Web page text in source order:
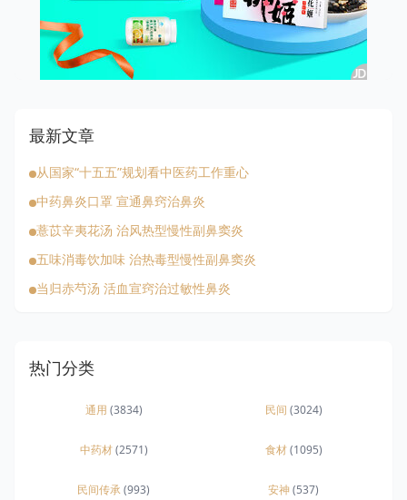
最新文章
从国家“十五五”规划看中医药工作重心
中药鼻炎口罩 宣通鼻窍治鼻炎
薏苡辛夷花汤 治风热型慢性副鼻窦炎
五味消毒饮加味 治热毒型慢性副鼻窦炎
当归赤芍汤 活血宣窍治过敏性鼻炎
热门分类
通用 (3834) 民间 (3024)
中药材(2571) 食材(1095)
民间传承(993) 安神(537)